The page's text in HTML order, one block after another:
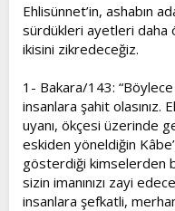
a
n
h
i
Ehlisünnet’in, ashabın
sürdükleri ayetleri daha
ikisini zikredeceğiz.
1- Bakara/143:
insanlara şahit olasınız.
uyanı, ökçesi üzerinde
eskiden yöneldiğin
gösterdiği kimselerden
sizin imanınızı zayi
insanlara şefkatli,